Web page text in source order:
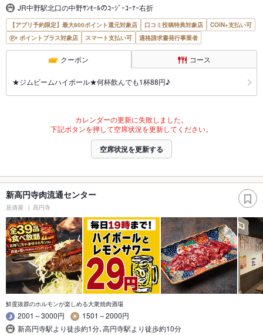
JR中野駅北口の中野ｻﾝﾓｰﾙのｺｰｼﾞｰｺｰﾅｰ右折
【アプリ予約限定】最大800ポイント還元対象店 口コミ投稿特典対象店
COIN+支払い可
ポイントプラス対象店
スマート支払い可 適格請求書発行事業者
クーポン コース
★ジムビームハイボール★何杯飲んでも1杯88円♪
カレンダーの更新に失敗しました。
下記ボタンを押して空席状況を更新してください。
空席状況を更新する
新高円寺肉流通センター
居酒屋 高円寺
鮮度抜群のホルモンが楽しめる大衆焼肉酒場
2001～3000円
1501～2000円
新高円寺駅より徒歩約1分､高円寺駅より徒歩約10分